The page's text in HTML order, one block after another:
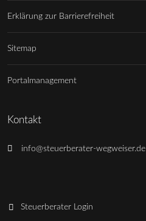
Erklärung zur Barrierefreiheit
Sitemap
Portalmanagement
Kontakt
info@steuerberater-wegweiser.de
Steuerberater Login